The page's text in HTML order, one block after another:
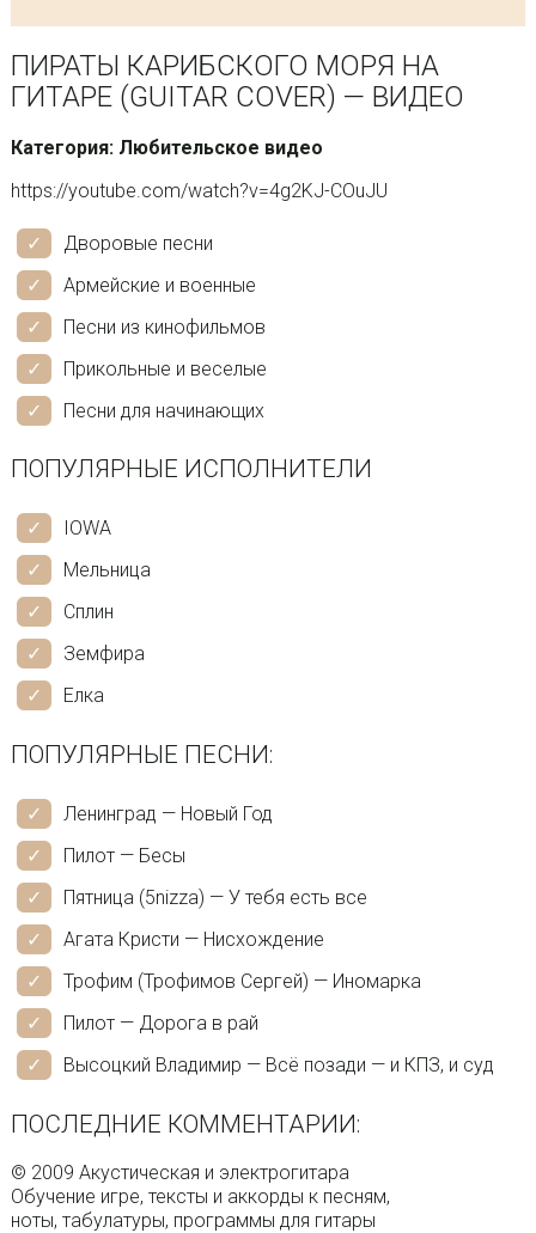
ПИРАТЫ КАРИБСКОГО МОРЯ НА
ГИТАРЕ (GUITAR COVER) — ВИДЕО
Категория: Любительское видео
https://youtube.com/watch?v=4g2KJ-COuJU
Дворовые песни
Армейские и военные
Песни из кинофильмов
Прикольные и веселые
Песни для начинающих
ПОПУЛЯРНЫЕ ИСПОЛНИТЕЛИ
IOWA
Мельница
Сплин
Земфира
Елка
ПОПУЛЯРНЫЕ ПЕСНИ:
Ленинград — Новый Год
Пилот — Бесы
Пятница (5nizza) — У тебя есть все
Агата Кристи — Нисхождение
Трофим (Трофимов Сергей) — Иномарка
Пилот — Дорога в рай
Высоцкий Владимир — Всё позади — и КПЗ, и суд
ПОСЛЕДНИЕ КОММЕНТАРИИ:
© 2009 Акустическая и электрогитара
Обучение игре, тексты и аккорды к песням,
ноты, табулатуры, программы для гитары